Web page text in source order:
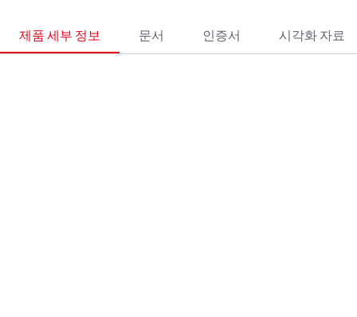
제품 세부 정보 문서 인증서 시각화 자료